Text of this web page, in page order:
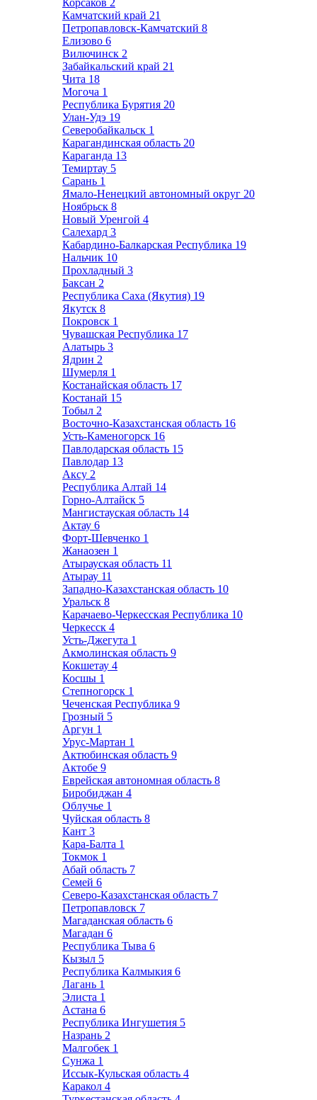
Корсаков 2
Камчатский край 21
Петропавловск-Камчатский 8
Елизово 6
Вилючинск 2
Забайкальский край 21
Чита 18
Могоча 1
Республика Бурятия 20
Улан-Удэ 19
Северобайкальск 1
Карагандинская область 20
Караганда 13
Темиртау 5
Сарань 1
Ямало-Ненецкий автономный округ 20
Ноябрьск 8
Новый Уренгой 4
Салехард 3
Кабардино-Балкарская Республика 19
Нальчик 10
Прохладный 3
Баксан 2
Республика Саха (Якутия) 19
Якутск 8
Покровск 1
Чувашская Республика 17
Алатырь 3
Ядрин 2
Шумерля 1
Костанайская область 17
Костанай 15
Тобыл 2
Восточно-Казахстанская область 16
Усть-Каменогорск 16
Павлодарская область 15
Павлодар 13
Аксу 2
Республика Алтай 14
Горно-Алтайск 5
Мангистауская область 14
Актау 6
Форт-Шевченко 1
Жанаозен 1
Атырауская область 11
Атырау 11
Западно-Казахстанская область 10
Уральск 8
Карачаево-Черкесская Республика 10
Черкесск 4
Усть-Джегута 1
Акмолинская область 9
Кокшетау 4
Косшы 1
Степногорск 1
Чеченская Республика 9
Грозный 5
Аргун 1
Урус-Мартан 1
Актюбинская область 9
Актобе 9
Еврейская автономная область 8
Биробиджан 4
Облучье 1
Чуйская область 8
Кант 3
Кара-Балта 1
Токмок 1
Абай область 7
Семей 6
Северо-Казахстанская область 7
Петропавловск 7
Магаданская область 6
Магадан 6
Республика Тыва 6
Кызыл 5
Республика Калмыкия 6
Лагань 1
Элиста 1
Астана 6
Республика Ингушетия 5
Назрань 2
Малгобек 1
Сунжа 1
Иссык-Кульская область 4
Каракол 4